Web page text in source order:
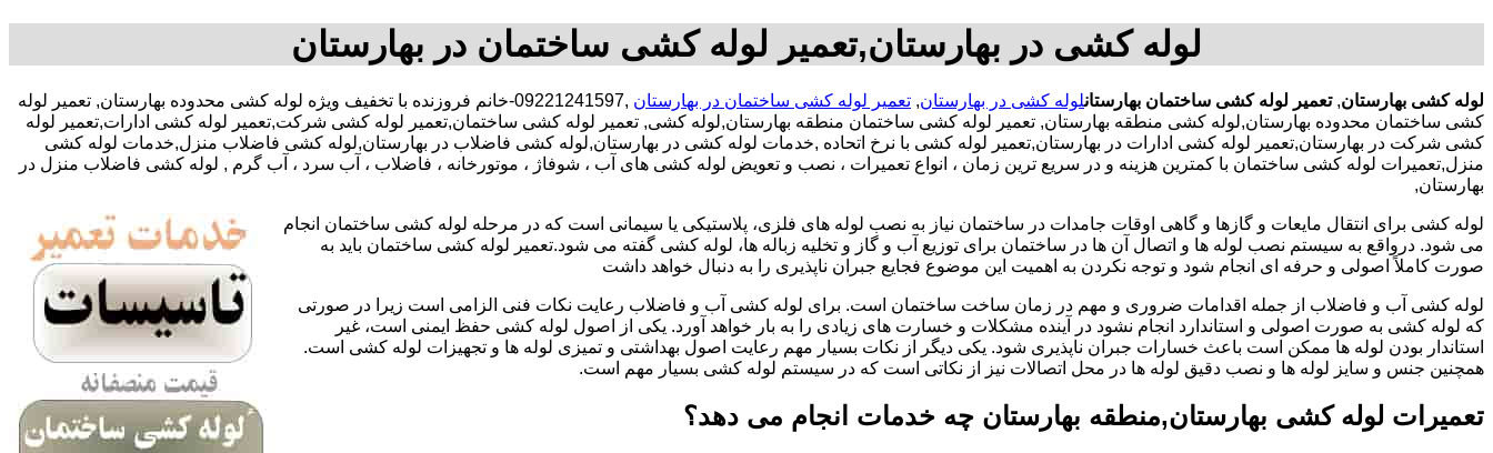
لوله کشی در بهارستان,تعمیر لوله کشی ساختمان در بهارستان
لوله کشی بهارستان,تعمیر لوله کشی ساختمان بهارستانلوله کشی در بهارستان, تعمیر لوله کشی ساختمان در بهارستان
,09221241597-خانم فروزنده با تخفیف ویژه لوله کشی محدوده بهارستان, تعمیر لوله
کشی ساختمان محدوده بهارستان,لوله کشی منطقه بهارستان, تعمیر لوله کشی ساختمان منطقه بهارستان,لوله کشی, تعمیر لوله کشی ساختمان,تعمیر لوله کشی شرکت,تعمیر لوله کشی ادارات,تعمیر لوله
کشی شرکت در بهارستان,تعمیر لوله کشی ادارات در بهارستان,تعمیر لوله کشی با نرخ اتحاده ,خدمات لوله کشی در بهارستان,لوله کشی فاضلاب در بهارستان,لوله کشی فاضلاب منزل,خدمات لوله کشی
منزل,تعمیرات لوله کشی ساختمان با کمترین هزینه و در سریع ترین زمان ، انواع تعمیرات ، نصب و تعویض لوله کشی های آب ، شوفاژ ، موتورخانه ، فاضلاب ، آب سرد ، آب گرم , لوله کشی فاضلاب منزل در
بهارستان,
لوله کشی برای انتقال مایعات و گازها و گاهی اوقات جامدات در ساختمان نیاز به نصب لوله های فلزی، پلاستیکی یا سیمانی است که در مرحله لوله کشی ساختمان انجام
می شود. درواقع به سیستم نصب لوله ها و اتصال آن ها در ساختمان برای توزیع آب و گاز و تخلیه زباله ها، لوله کشی گفته می شود.تعمیر لوله کشی ساختمان باید به
صورت کاملاً اصولی و حرفه ای انجام شود و توجه نکردن به اهمیت این موضوع فجایع جبران ناپذیری را به دنبال خواهد داشت
لوله کشی آب و فاضلاب از جمله اقدامات ضروری و مهم در زمان ساخت ساختمان است. برای لوله کشی آب و فاضلاب رعایت نکات فنی الزامی است زیرا در صورتی
که لوله کشی به صورت اصولی و استاندارد انجام نشود در آینده مشکلات و خسارت های زیادی را به بار خواهد آورد. یکی از اصول لوله کشی حفظ ایمنی است، غیر
استاندار بودن لوله ها ممکن است باعث خسارات جبران ناپذیری شود. یکی دیگر از نکات بسیار مهم رعایت اصول بهداشتی و تمیزی لوله ها و تجهیزات لوله کشی است.
همچنین جنس و سایز لوله ها و نصب دقیق لوله ها در محل اتصالات نیز از نکاتی است که در سیستم لوله کشی بسیار مهم است.
تعمیرات لوله کشی بهارستان,منطقه بهارستان چه خدمات انجام می دهد؟